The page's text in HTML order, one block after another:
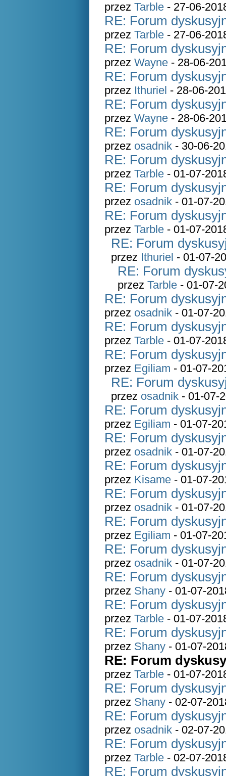
przez Tarble - 27-06-
RE: Forum
przez Tarble - 27-06-
RE: Forum
przez Wayne - 28-06-
RE: Forum
przez Ithuriel - 28-06-
RE: Forum
przez Wayne - 28-06-
RE: Forum
przez osadnik - 30-06-
RE: Forum
przez Tarble - 01-07-
RE: Forum
przez osadnik - 01-07-
RE: Forum
przez Tarble - 01-07-
RE: Forum
przez Ithuriel - 01-07-
RE: Forum
przez Tarble - 01-07-
RE: Forum
przez osadnik - 01-07-
RE: Forum
przez Tarble - 01-07-
RE: Forum
przez Egiliam - 01-07-
RE: Forum
przez osadnik - 01-07-
RE: Forum
przez Egiliam - 01-07-
RE: Forum
przez osadnik - 01-07-
RE: Forum
przez Kisame - 01-07-
RE: Forum
przez osadnik - 01-07-
RE: Forum
przez Egiliam - 01-07-
RE: Forum
przez osadnik - 01-07-
RE: Forum
przez Shany - 01-07-
RE: Forum
przez Tarble - 01-07-
RE: Forum
przez Shany - 01-07-
RE: Forum
przez Tarble - 01-07-
RE: Forum
przez Shany - 02-07-
RE: Forum
przez osadnik - 02-07-
RE: Forum
przez Tarble - 02-07-
RE: Forum